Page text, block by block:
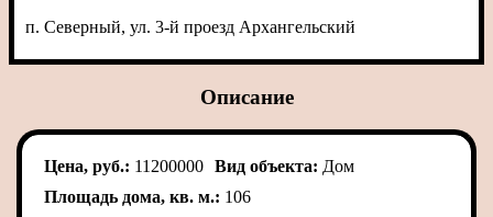
п. Северный, ул. 3-й проезд Архангельский
Описание
Цена, руб.: 11200000 Вид объекта: Дом
Площадь дома, кв. м.: 106